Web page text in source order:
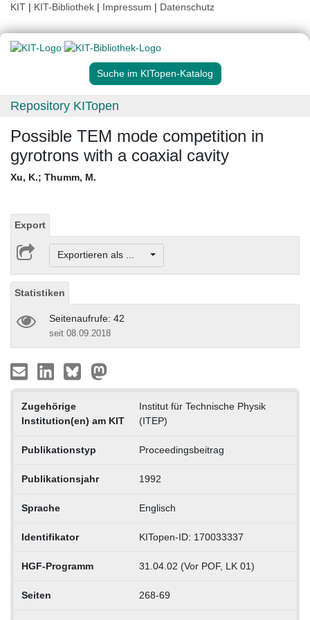
KIT | KIT-Bibliothek | Impressum | Datenschutz
Suche im KITopen-Katalog
Repository KITopen
Possible TEM mode competition in
gyrotrons with a coaxial cavity
Xu, K.; Thumm, M.
Export
Exportieren als ...
Statistiken
Seitenaufrufe: 42
seit 08.09.2018
Zugehörige
Institution(en) am KIT
Institut für Technische Physik
(ITEP)
Publikationstyp Proceedingsbeitrag
Publikationsjahr 1992
Sprache Englisch
Identifikator KITopen-ID: 170033337
HGF-Programm 31.04.02 (Vor POF, LK 01)
Seiten 268-69